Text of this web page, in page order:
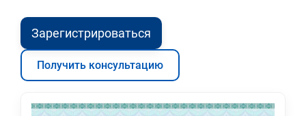
Зарегистрироваться
Получить консультацию